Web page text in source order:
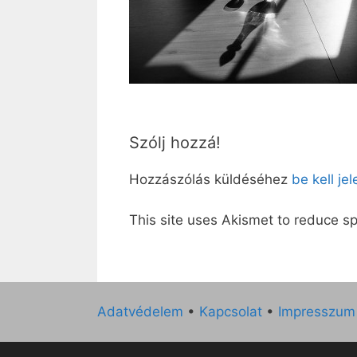
Szólj hozzá!
Hozzászólás küldéséhez be kell
This site uses Akismet to reduce
Adatvédelem • Kapcsolat • Impresszum